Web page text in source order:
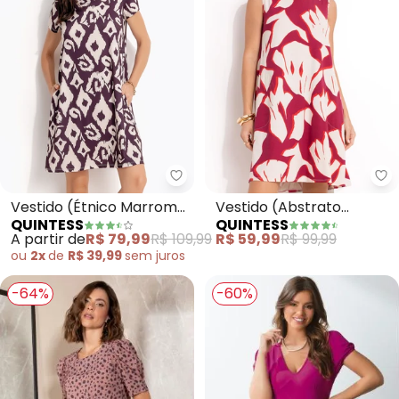
Quintess - Vestido (Étnico
Vestido (Étnico Marrom)
em Malha Fria
QUINTESS
A partir deR$ 79,99R$ 109,99
ou 2xde R$ 39,99sem juros
Vestido (Abstrato
Bicolor) em Malha de
Viscose
QUINTESS
R$ 59,99R$ 99,99
-64% -60%